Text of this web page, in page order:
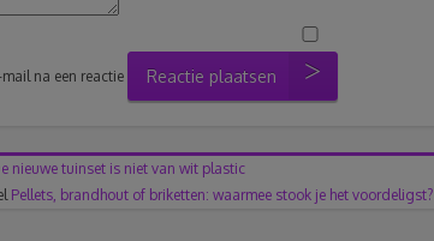
na een reactie Reactie plaatsen
nieuwe tuinset is niet van wit plastic
Pellets, brandhout of briketten: waarmee stook je het voordeligst?